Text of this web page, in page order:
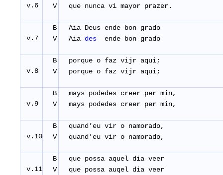
v.6
V
que nunca vi mayor prazer.
v.7
B
V
Aia Deus ende bon grado
Aia des ende bon grado
v.8
B
V
porque o faz vijr aqui;
porque o faz vijr aqui;
v.9
B
V
mays podedes creer per min,
mays podedes creer per min,
v.10
B
V
quand’eu vir o namorado,
quand’eu vir o namorado,
v.11
B
V
que possa aquel dia veer
que possa auqel dia veer